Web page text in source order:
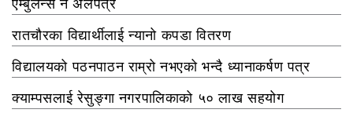
एम्बुलेन्स नै अलपत्र
रातचौरका विद्यार्थीलाई न्यानो कपडा वितरण
विद्यालयको पठनपाठन राम्रो नभएको भन्दै ध्यानाकर्षण पत्र
क्याम्पसलाई रेसुङ्गा नगरपालिकाको ५० लाख सहयोग